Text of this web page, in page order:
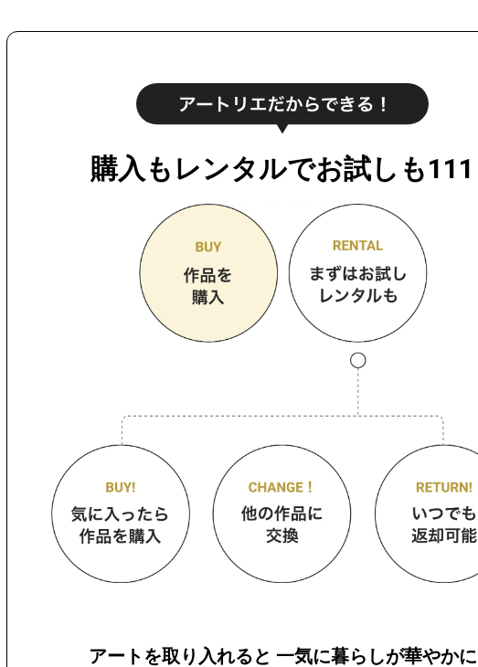
購入もレンタルでお試しも111
アートを取り入れると 一気に暮らしが華やかに